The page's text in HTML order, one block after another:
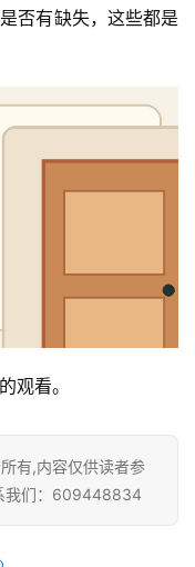
否有缺失，这些都是
观看。
有,内容仅供读者参
我们：609448834